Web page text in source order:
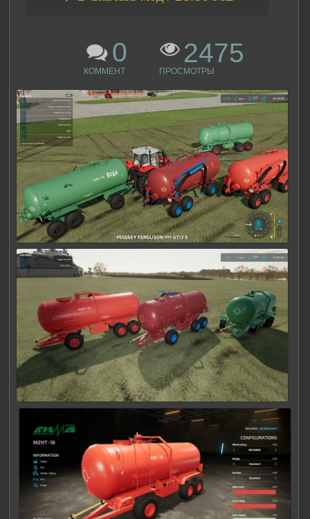
0
КОММЕНТ
2475
ПРОСМОТРЫ